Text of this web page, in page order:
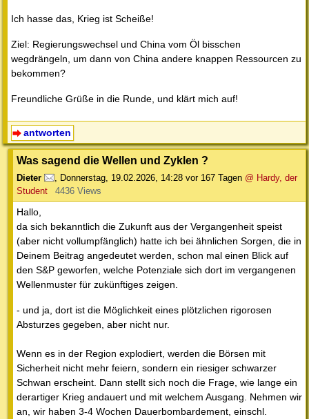
Ich hasse das, Krieg ist Scheiße!
Ziel: Regierungswechsel und China vom Öl bisschen
wegdrängeln, um dann von China andere knappen Ressourcen zu
bekommen?
Freundliche Grüße in die Runde, und klärt mich auf!
antworten
Was sagend die Wellen und Zyklen ?
Dieter , Donnerstag, 19.02.2026, 14:28 vor 167 Tagen @ Hardy, der
Student
4436 Views
Hallo,
da sich bekanntlich die Zukunft aus der Vergangenheit speist
(aber nicht vollumpfänglich) hatte ich bei ähnlichen Sorgen, die in
Deinem Beitrag angedeutet werden, schon mal einen Blick auf
den S&P geworfen, welche Potenziale sich dort im vergangenen
Wellenmuster für zukünftiges zeigen.
- und ja, dort ist die Möglichkeit eines plötzlichen rigorosen
Absturzes gegeben, aber nicht nur.
Wenn es in der Region explodiert, werden die Börsen mit
Sicherheit nicht mehr feiern, sondern ein riesiger schwarzer
Schwan erscheint. Dann stellt sich noch die Frage, wie lange ein
derartiger Krieg andauert und mit welchem Ausgang. Nehmen wir
an, wir haben 3-4 Wochen Dauerbombardement, einschl.